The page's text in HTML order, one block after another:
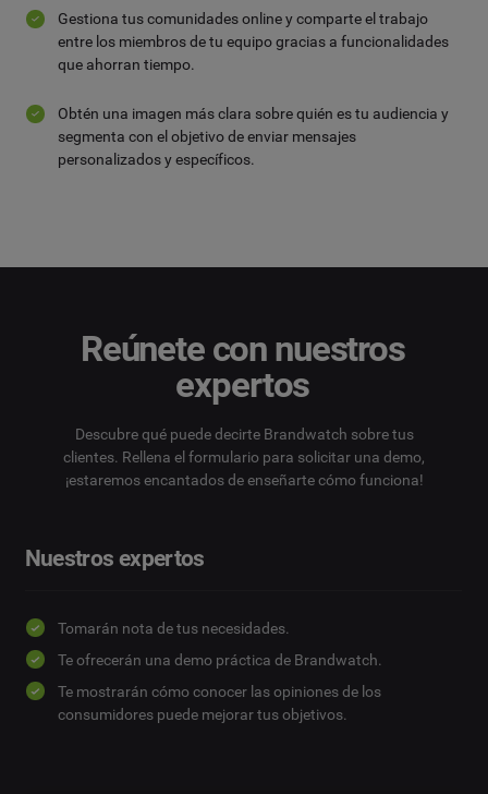
Gestiona tus comunidades online y comparte el trabajo
entre los miembros de tu equipo gracias a funcionalidades
que ahorran tiempo.
Obtén una imagen más clara sobre quién es tu audiencia y
segmenta con el objetivo de enviar mensajes
personalizados y específicos.
Reúnete con nuestros
expertos
Descubre qué puede decirte Brandwatch sobre tus
clientes. Rellena el formulario para solicitar una demo,
¡estaremos encantados de enseñarte cómo funciona!
Nuestros expertos
Tomarán nota de tus necesidades.
Te ofrecerán una demo práctica de Brandwatch.
Te mostrarán cómo conocer las opiniones de los
consumidores puede mejorar tus objetivos.